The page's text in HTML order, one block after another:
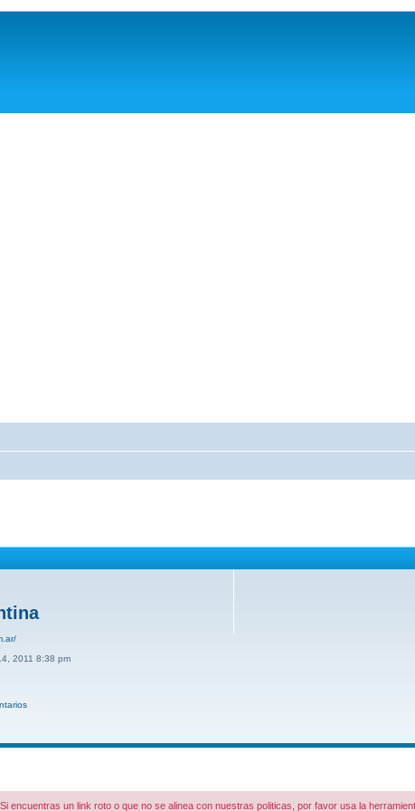
2011 8:38 pm
encuentras un link roto o que no se alinea con nuestras politicas, por favor usa la